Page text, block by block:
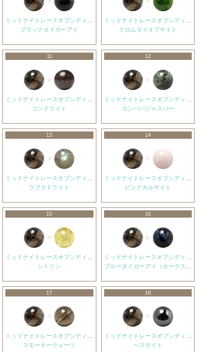
ミッドナイトレースオブシディアン
ブラックタイガーアイ
ミッドナイトレースオブシディアン
クロムダイオプサイト
11
ミッドナイトレースオブシディアン
コンドライト
12
ミッドナイトレースオブシディアン
カンババジャスパー
13
ミッドナイトレースオブシディアン
ラブラドライト
14
ミッドナイトレースオブシディアン
ピンクカルサイト
15
ミッドナイトレースオブシディアン
シトリン
16
ミッドナイトレースオブシディアン
ブルータイガーアイ（ホークスアイ）
17
ミッドナイトレースオブシディアン
スモーキークォーツ
18
ミッドナイトレースオブシディアン
ヘマタイト